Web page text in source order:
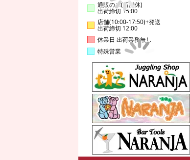
通販のみ(店舗休)
出荷締切 15:00
店舗(10:00-17:50)+発送
出荷締切 12:00
休業日 出荷業務無し
特殊営業